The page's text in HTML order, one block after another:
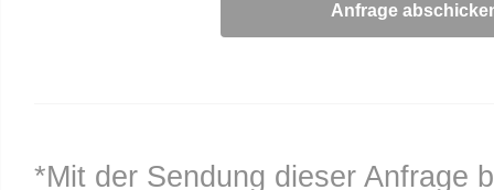
*Mit der Sendung dieser Anfrage